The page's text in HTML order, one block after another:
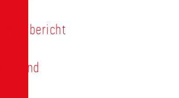
Jahresbericht
Vorstand